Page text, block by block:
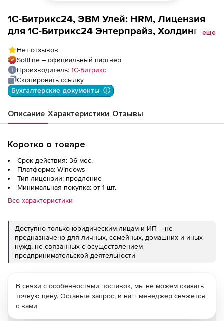
1С-Битрикс24, ЭВМ Улей: HRM, Лицензия
для 1С-Битрикс24 Энтерпрайз, Холдинг-36
еще
Нет отзывов
Softline – официальный партнер
Производитель: 1С-Битрикс
Скопировать ссылку
Бухгалтерские документы  ⓘ
Описание Характеристики Отзывы
Коротко о товаре
Срок действия: 36 мес.
Платформа: Windows
Тип лицензии: продление
Минимальная покупка: от 1 шт.
Все характеристики
Доступно только юридическим лицам и ИП – не
предназначено для личных, семейных, домашних и иных
нужд, не связанных с осуществлением
предпринимательской деятельности
В связи с особенностями поставок, мы не можем сказать
точную цену. Оставьте запрос, и наш менеджер свяжется
с вами